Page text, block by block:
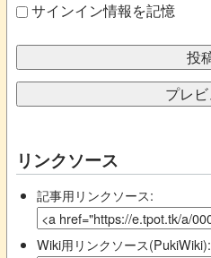
サインイン情報を記憶
リンクソース
記事用リンクソース:
Wiki用リンクソース(PukiWiki):